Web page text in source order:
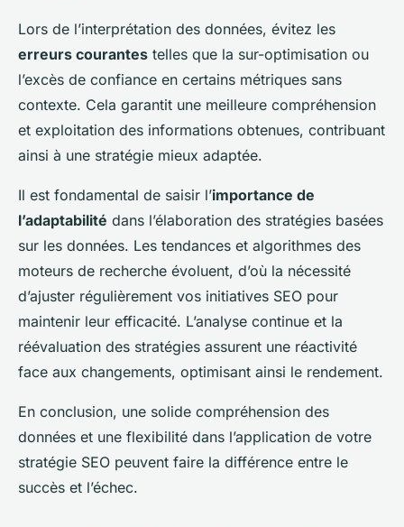
Lors de l’interprétation des données, évitez les
erreurs courantes telles que la sur-optimisation ou
l’excès de confiance en certains métriques sans
contexte. Cela garantit une meilleure compréhension
et exploitation des informations obtenues, contribuant
ainsi à une stratégie mieux adaptée.
Il est fondamental de saisir l’importance de
l’adaptabilité dans l’élaboration des stratégies basées
sur les données. Les tendances et algorithmes des
moteurs de recherche évoluent, d’où la nécessité
d’ajuster régulièrement vos initiatives SEO pour
maintenir leur efficacité. L’analyse continue et la
réévaluation des stratégies assurent une réactivité
face aux changements, optimisant ainsi le rendement.
En conclusion, une solide compréhension des
données et une flexibilité dans l’application de votre
stratégie SEO peuvent faire la différence entre le
succès et l’échec.